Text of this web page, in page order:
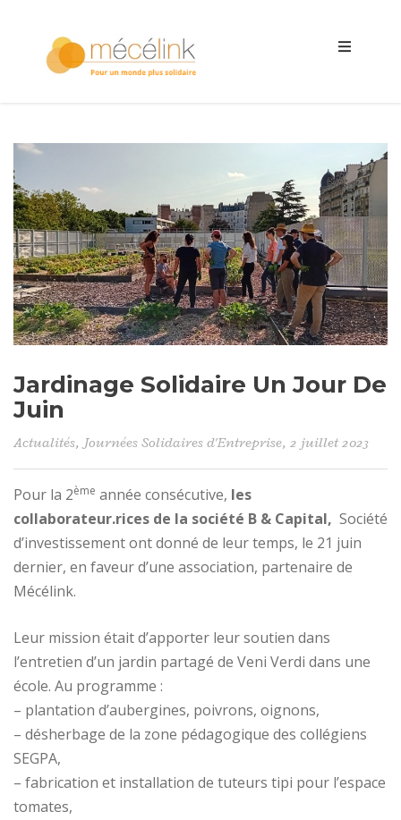
Jardinage Solidaire Un Jour De
Juin
Actualités,Journées Solidaires d'Entreprise, 2 juillet 2023
Pour la 2ème année consécutive, les
collaborateur.rices de la société B & Capital, Société
d’investissement ont donné de leur temps, le 21 juin
dernier, en faveur d’une association, partenaire de
Mécélink.
Leur mission était d’apporter leur soutien dans
l’entretien d’un jardin partagé de Veni Verdi dans une
école. Au programme :
– plantation d’aubergines, poivrons, oignons,
– désherbage de la zone pédagogique des collégiens
SEGPA,
– fabrication et installation de tuteurs tipi pour l’espace
tomates,